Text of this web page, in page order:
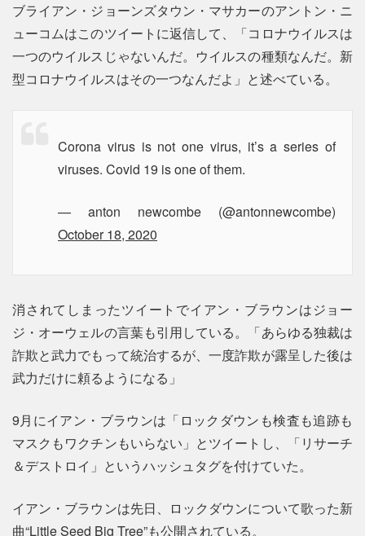
ブライアン・ジョーンズタウン・マサカーのアントン・ニ
ューコムはこのツイートに返信して、「コロナウイルスは
一つのウイルスじゃないんだ。ウイルスの種類なんだ。新
型コロナウイルスはその一つなんだよ」と述べている。
Corona virus is not one virus, it’s a series of
viruses. Covid 19 is one of them.
— anton newcombe (@antonnewcombe)
October 18, 2020
消されてしまったツイートでイアン・ブラウンはジョー
ジ・オーウェルの言葉も引用している。「あらゆる独裁は
詐欺と武力でもって統治するが、一度詐欺が露呈した後は
武力だけに頼るようになる」
9月にイアン・ブラウンは「ロックダウンも検査も追跡も
マスクもワクチンもいらない」とツイートし、「リサーチ
＆デストロイ」というハッシュタグを付けていた。
イアン・ブラウンは先日、ロックダウンについて歌った新
曲“Little Seed Big Tree”も公開されている。